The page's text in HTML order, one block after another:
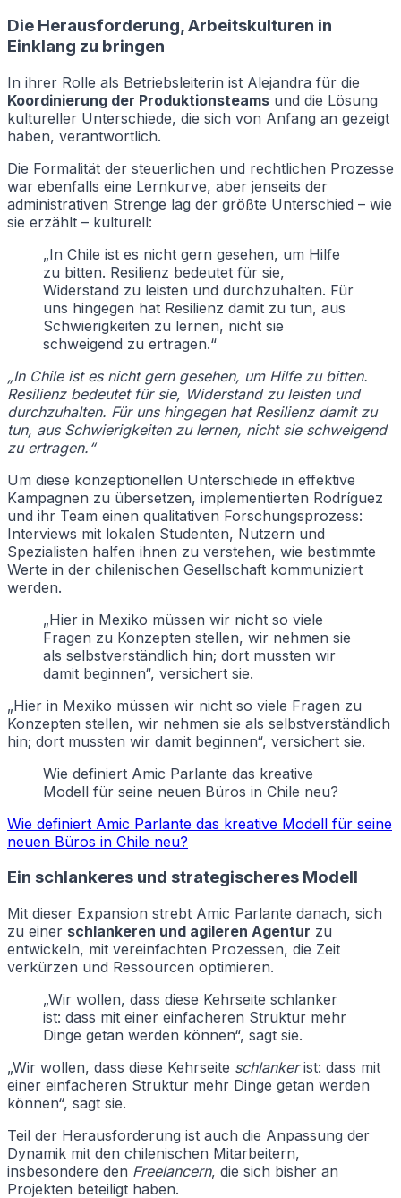
Die Herausforderung, Arbeitskulturen in
Einklang zu bringen
In ihrer Rolle als Betriebsleiterin ist Alejandra für die
Koordinierung der Produktionsteams und die Lösung
kultureller Unterschiede, die sich von Anfang an gezeigt
haben, verantwortlich.
Die Formalität der steuerlichen und rechtlichen Prozesse
war ebenfalls eine Lernkurve, aber jenseits der
administrativen Strenge lag der größte Unterschied – wie
sie erzählt – kulturell:
„In Chile ist es nicht gern gesehen, um Hilfe
zu bitten. Resilienz bedeutet für sie,
Widerstand zu leisten und durchzuhalten. Für
uns hingegen hat Resilienz damit zu tun, aus
Schwierigkeiten zu lernen, nicht sie
schweigend zu ertragen.“
„In Chile ist es nicht gern gesehen, um Hilfe zu bitten.
Resilienz bedeutet für sie, Widerstand zu leisten und
durchzuhalten. Für uns hingegen hat Resilienz damit zu
tun, aus Schwierigkeiten zu lernen, nicht sie schweigend
zu ertragen.“
Um diese konzeptionellen Unterschiede in effektive
Kampagnen zu übersetzen, implementierten Rodríguez
und ihr Team einen qualitativen Forschungsprozess:
Interviews mit lokalen Studenten, Nutzern und
Spezialisten halfen ihnen zu verstehen, wie bestimmte
Werte in der chilenischen Gesellschaft kommuniziert
werden.
„Hier in Mexiko müssen wir nicht so viele
Fragen zu Konzepten stellen, wir nehmen sie
als selbstverständlich hin; dort mussten wir
damit beginnen“, versichert sie.
„Hier in Mexiko müssen wir nicht so viele Fragen zu
Konzepten stellen, wir nehmen sie als selbstverständlich
hin; dort mussten wir damit beginnen“, versichert sie.
Wie definiert Amic Parlante das kreative
Modell für seine neuen Büros in Chile neu?
Wie definiert Amic Parlante das kreative Modell für seine
neuen Büros in Chile neu?
Ein schlankeres und strategischeres Modell
Mit dieser Expansion strebt Amic Parlante danach, sich
zu einer schlankeren und agileren Agentur zu
entwickeln, mit vereinfachten Prozessen, die Zeit
verkürzen und Ressourcen optimieren.
„Wir wollen, dass diese Kehrseite schlanker
ist: dass mit einer einfacheren Struktur mehr
Dinge getan werden können“, sagt sie.
„Wir wollen, dass diese Kehrseite schlankerist: dass mit
einer einfacheren Struktur mehr Dinge getan werden
können“, sagt sie.
Teil der Herausforderung ist auch die Anpassung der
Dynamik mit den chilenischen Mitarbeitern,
insbesondere den Freelancern, die sich bisher an
Projekten beteiligt haben.